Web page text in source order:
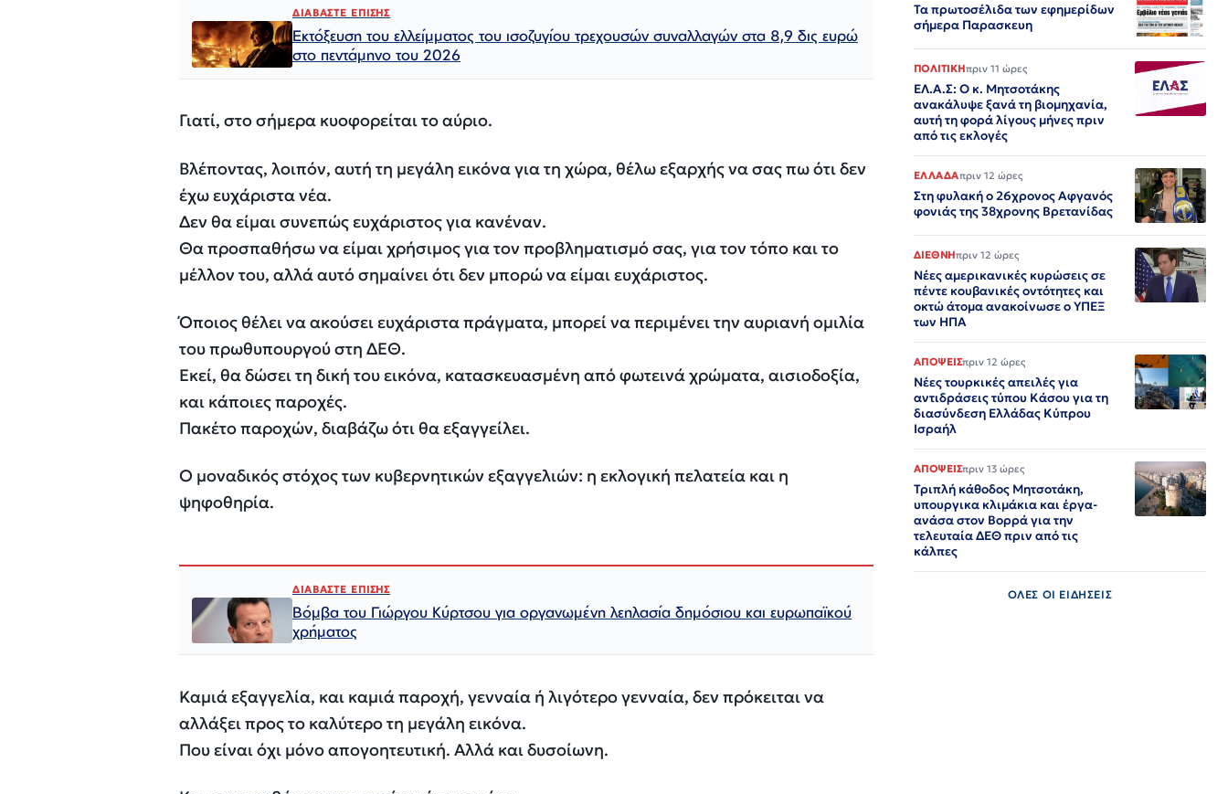
ΔΙΑΒΑΣΤΕ ΕΠΙΣΗΣ
Εκτόξευση του ελλείμματος του ισοζυγίου τρεχουσών συναλλαγών στα 8,9 δις ευρώ
στο πεντάμηνο του 2026
Γιατί, στο σήμερα κυοφορείται το αύριο.
Βλέποντας, λοιπόν, αυτή τη μεγάλη εικόνα για τη χώρα, θέλω εξαρχής να σας πω ότι δεν
έχω ευχάριστα νέα.
Δεν θα είμαι συνεπώς ευχάριστος για κανέναν.
Θα προσπαθήσω να είμαι χρήσιμος για τον προβληματισμό σας, για τον τόπο και το
μέλλον του, αλλά αυτό σημαίνει ότι δεν μπορώ να είμαι ευχάριστος.
Όποιος θέλει να ακούσει ευχάριστα πράγματα, μπορεί να περιμένει την αυριανή ομιλία
του πρωθυπουργού στη ΔΕΘ.
Εκεί, θα δώσει τη δική του εικόνα, κατασκευασμένη από φωτεινά χρώματα, αισιοδοξία,
και κάποιες παροχές.
Πακέτο παροχών, διαβάζω ότι θα εξαγγείλει.
Ο μοναδικός στόχος των κυβερνητικών εξαγγελιών: η εκλογική πελατεία και η
ψηφοθηρία.
ΔΙΑΒΑΣΤΕ ΕΠΙΣΗΣ
Βόμβα του Γιώργου Κύρτσου για οργανωμένη λεηλασία δημόσιου και ευρωπαϊκού
χρήματος
Καμιά εξαγγελία, και καμιά παροχή, γενναία ή λιγότερο γενναία, δεν πρόκειται να
αλλάξει προς το καλύτερο τη μεγάλη εικόνα.
Που είναι όχι μόνο απογοητευτική. Αλλά και δυσοίωνη.
Τα πρωτοσέλιδα των εφημερίδων
σήμερα Παρασκευη
ΠΟΛΙΤΙΚΗπριν 11 ώρες
ΕΛ.Α.Σ: Ο κ. Μητσοτάκης
ανακάλυψε ξανά τη βιομηχανία,
αυτή τη φορά λίγους μήνες πριν
από τις εκλογές
ΕΛΛΑΔΑπριν 12 ώρες
Στη φυλακή ο 26χρονος Αφγανός
φονιάς της 38χρονης Βρετανίδας
ΔΙΕΘΝΗπριν 12 ώρες
Νέες αμερικανικές κυρώσεις σε
πέντε κουβανικές οντότητες και
οκτώ άτομα ανακοίνωσε ο ΥΠΕΞ
των ΗΠΑ
ΑΠΟΨΕΙΣπριν 12 ώρες
Νέες τουρκικές απειλές για
αντιδράσεις τύπου Κάσου για τη
διασύνδεση Ελλάδας Κύπρου
Ισραήλ
ΑΠΟΨΕΙΣπριν 13 ώρες
Τριπλή κάθοδος Μητσοτάκη,
υπουργικα κλιμάκια και έργα-
ανάσα στον Βορρά για την
τελευταία ΔΕΘ πριν από τις
κάλπες
ΟΛΕΣ ΟΙ ΕΙΔΗΣΕΙΣ